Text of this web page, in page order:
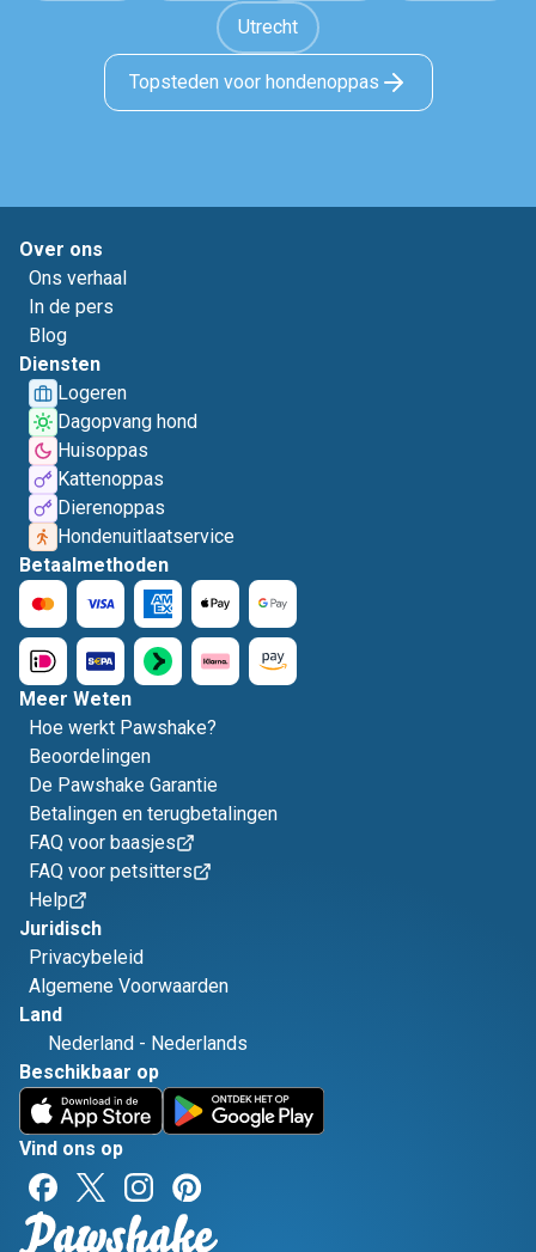
Utrecht
Topsteden voor hondenoppas
Over ons
Ons verhaal
In de pers
Blog
Diensten
Logeren
Dagopvang hond
Huisoppas
Kattenoppas
Dierenoppas
Hondenuitlaatservice
Betaalmethoden
Meer Weten
Hoe werkt Pawshake?
Beoordelingen
De Pawshake Garantie
Betalingen en terugbetalingen
FAQ voor baasjes
FAQ voor petsitters
Help
Juridisch
Privacybeleid
Algemene Voorwaarden
Land
Nederland - Nederlands
Beschikbaar op
Vind ons op